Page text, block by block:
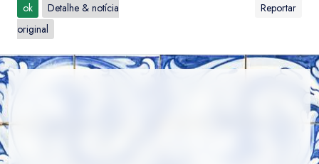
ok
Detalhe & notícia
original
Reportar